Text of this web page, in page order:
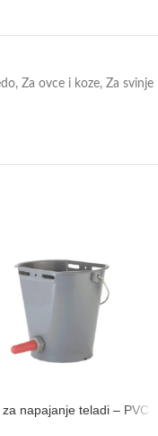
, Za ovce i koze, Za svinje
za napajanje teladi – PVC